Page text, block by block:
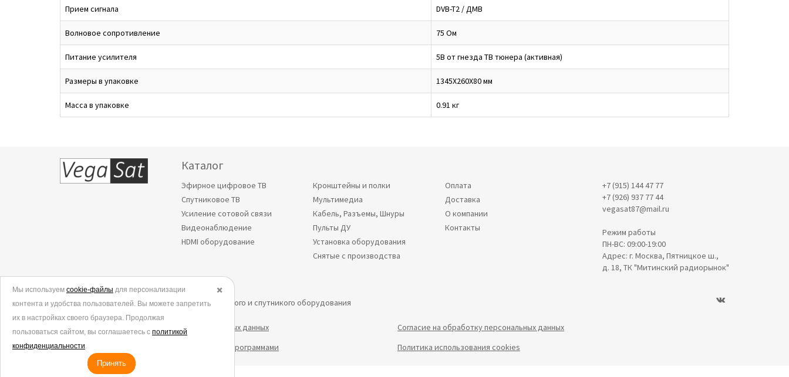
Прием сигнала DVB-T2 / ДМВ
Волновое сопротивление 75 Ом
Питание усилителя 5В от гнезда ТВ тюнера (активная)
Размеры в упаковке 1345Х260Х80 мм
Масса в упаковке 0.91 кг
Каталог
Эфирное цифровое ТВ
Спутниковое ТВ
Усиление сотовой связи
Видеонаблюдение
HDMI оборудование
Кронштейны и полки
Мультимедиа
Кабель, Разъемы, Шнуры
Пульты ДУ
Установка оборудования
Снятые с производства
Оплата
Доставка
О компании
Контакты
+7 (915) 144 47 77
+7 (926) 937 77 44
vegasat87@mail.ru
Режим работы
ПН-ВС: 09:00-19:00
Адрес: г. Москва, Пятницкое ш.,
д. 18, ТК "Митинский радиорынок"
© 2006-2026.
Все права защищены. Интернет-магазин эфирного и спутникого оборудования
Политика в отношении обработки персональных данных
Согласие на обработку персональных данных
Согласие на обработку данных метрическими программами
Политика использования cookies
✖️
Мы используем cookie-файлы для персонализации
контента и удобства пользователей. Вы можете запретить
их в настройках своего браузера. Продолжая
пользоваться сайтом, вы соглашаетесь с политикой
конфиденциальности.
Принять